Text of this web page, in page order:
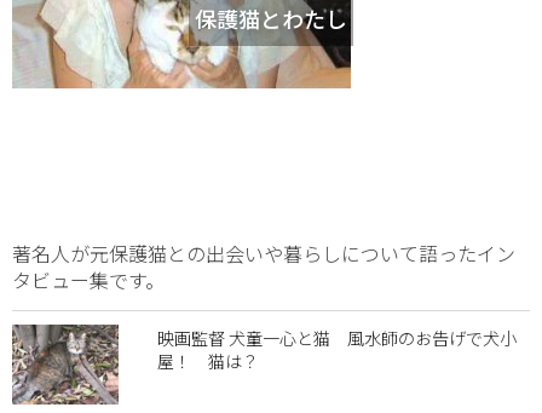
保護猫とわたし
著名人が元保護猫との出会いや暮らしについて語ったイン
タビュー集です。
映画監督 犬童一心と猫 風水師のお告げで犬小
屋！ 猫は？